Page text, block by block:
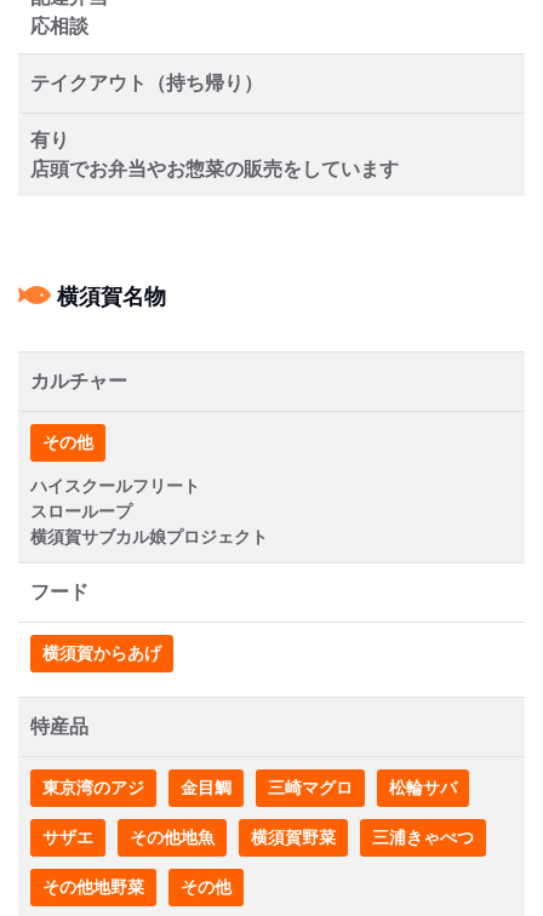
応相談
テイクアウト（持ち帰り）
有り
店頭でお弁当やお惣菜の販売をしています
横須賀名物
カルチャー
その他
ハイスクールフリート
スローループ
横須賀サブカル娘プロジェクト
フード
横須賀からあげ
特産品
東京湾のアジ 金目鯛 三崎マグロ 松輪サバ
サザエ その他地魚 横須賀野菜 三浦きゃべつ
その他地野菜 その他